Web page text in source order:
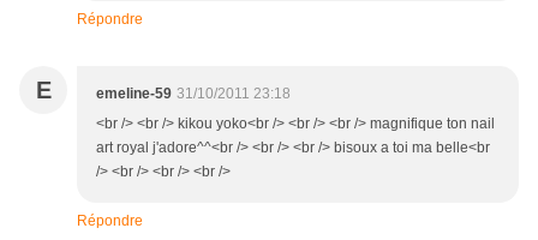
Répondre
E emeline-59 31/10/2011 23:18
<br /> <br /> kikou yoko<br /> <br /> <br /> magnifique ton nail
art royal j'adore^^<br /> <br /> <br /> bisoux a toi ma belle<br
/> <br /> <br /> <br />
Répondre